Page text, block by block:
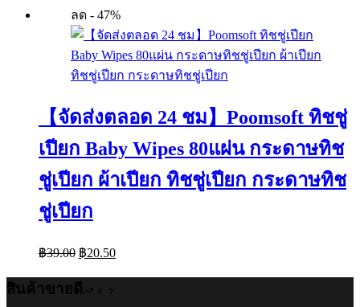
฿99.00.
ลด - 47%
【จัดส่งตลอด 24 ชม】Poomsoft ทิชชู่
เปียก Baby Wipes 80แผ่น กระดาษทิช
ชู่เปียก ผ้าเปียก ทิชชู่เปียก กระดาษทิช
ชู่เปียก
฿39.00 Original
price
was:
฿39.00.
฿20.50Current
price
is:
สินค้าขายดี